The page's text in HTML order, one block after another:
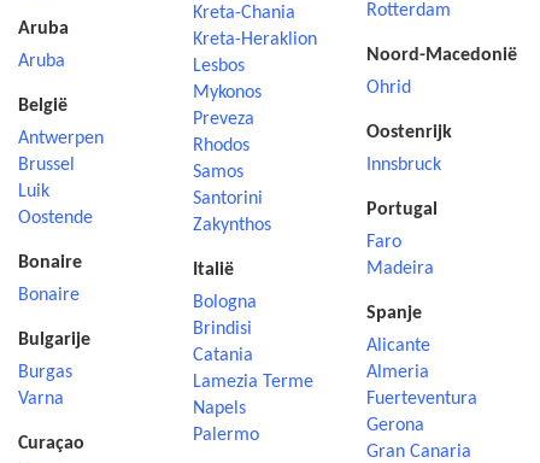
Aruba
Aruba
België
Antwerpen
Brussel
Luik
Oostende
Bonaire
Bonaire
Bulgarije
Burgas
Varna
Curaçao
Kreta-Chania
Kreta-Heraklion
Lesbos
Mykonos
Preveza
Rhodos
Samos
Santorini
Zakynthos
Italië
Bologna
Brindisi
Catania
Lamezia Terme
Napels
Palermo
Rotterdam
Noord-Macedonië
Ohrid
Oostenrijk
Innsbruck
Portugal
Faro
Madeira
Spanje
Alicante
Almeria
Fuerteventura
Gerona
Gran Canaria